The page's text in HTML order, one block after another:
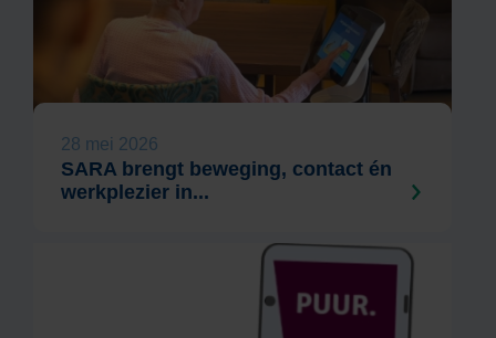
28 mei 2026
SARA brengt beweging, contact én
werkplezier in...